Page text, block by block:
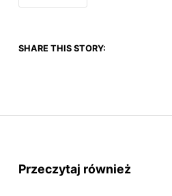
SHARE THIS STORY:
Przeczytaj również